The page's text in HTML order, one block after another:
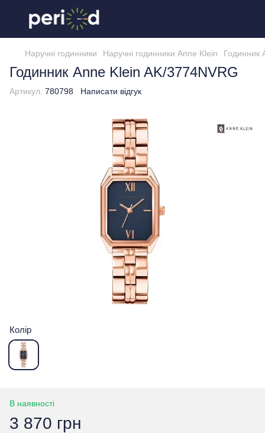
Наручні годинники Наручні годинники Anne Klein Годинник
Годинник Anne Klein AK/3774NVRG
Артикул: 780798 Написати відгук
Колір
В наявності
3 870 грн